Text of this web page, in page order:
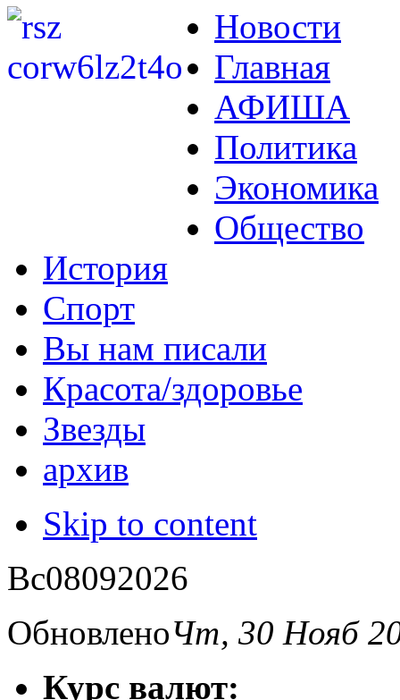
Новости
Главная
АФИША
Политика
Экономика
Общество
История
Спорт
Вы нам писали
Красота/здоровье
Звезды
архив
Skip to content
Вс08092026
ОбновленоЧт, 30 Нояб
Курс валют: